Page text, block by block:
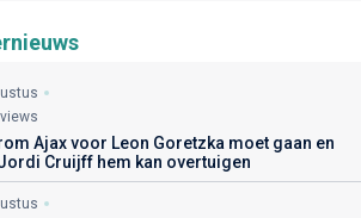
Ajax voor Leon Goretzka moet gaan en
Cruijff hem kan overtuigen